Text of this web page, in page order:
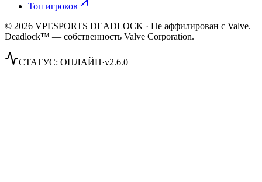
Топ игроков
© 2026 VPESPORTS DEADLOCK · Не аффилирован с Valve.
Deadlock™ — собственность Valve Corporation.
СТАТУС: ОНЛАЙН·v2.6.0